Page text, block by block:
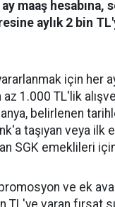
maaş hesabına,
aylık 2 bin
için her
1.000 TL'lik
belirlenen
taşıyan veya ilk
SGK emeklileri
ve ek
TL'ye varan fırsat